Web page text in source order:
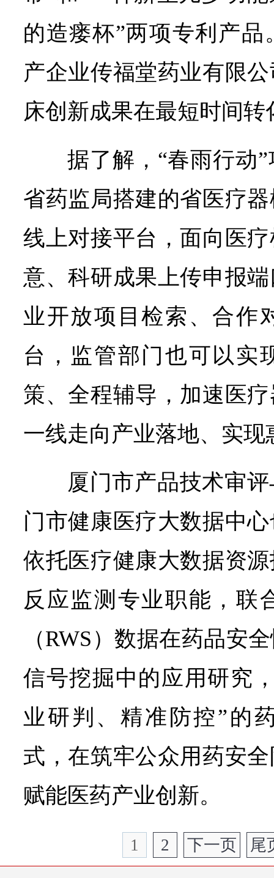
的造瘘杯”两项专利产
产企业传福堂药业有限
床创新成果在最短时间转
据了解，“春雨行动
省药监局搭建的省医疗
线上对接平台，面向医
意、科研成果上传申报
业开放项目检索、合作
台，监管部门也可以实
策、全程辅导，加速医
一线走向产业落地、实现
厦门市产品技术审
门市健康医疗大数据中
依托医疗健康大数据资
反应监测专业职能，联
（RWS）数据在药品安
信号挖掘中的应用研究
业研判、精准防控”的
式，在筑牢公众用药安
赋能医药产业创新。
1 2 下一页 尾